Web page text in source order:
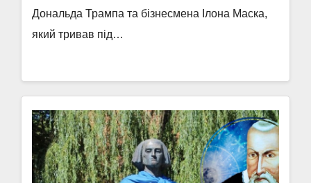
Дональда Трампа та бізнесмена Ілона Маска,
який тривав під…